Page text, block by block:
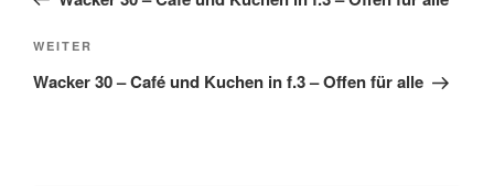
Nächster
Beitrag
WEITER
Wacker 30 – Café und Kuchen in f.3 – Offen für alle